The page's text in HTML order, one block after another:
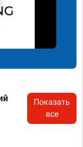
Показать
все